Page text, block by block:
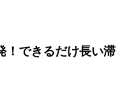
！できるだけ長い滞